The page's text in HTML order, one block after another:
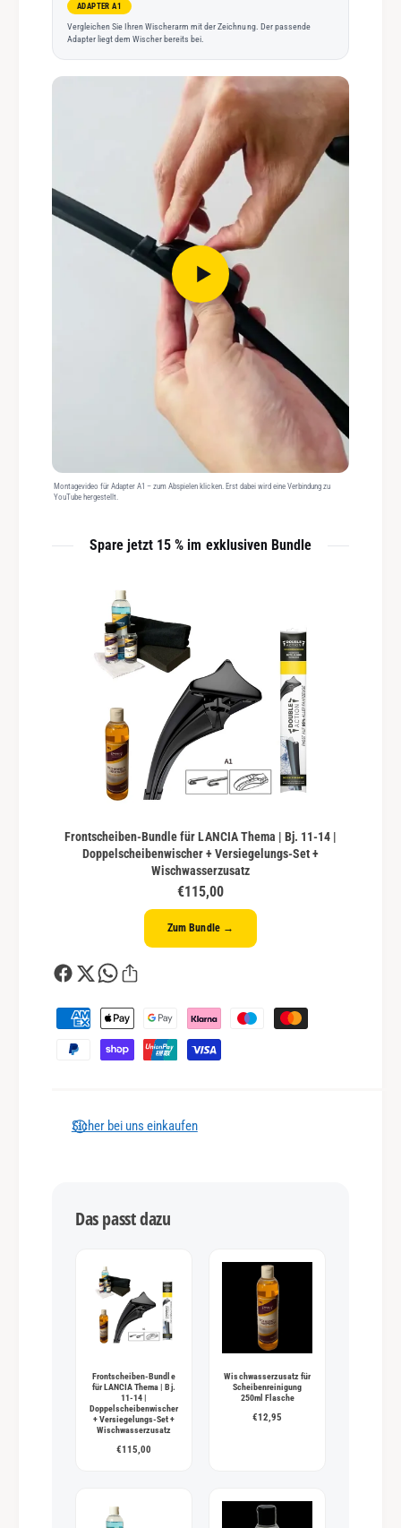
ADAPTER A1
Vergleichen Sie Ihren Wischerarm mit der Zeichnung. Der passende
Adapter liegt dem Wischer bereits bei.
Montagevideo für Adapter A1 – zum Abspielen klicken. Erst dabei wird eine Verbindung zu
YouTube hergestellt.
Spare jetzt 15 % im exklusiven Bundle
Frontscheiben-Bundle für LANCIA Thema | Bj. 11-14 |
Doppelscheibenwischer + Versiegelungs-Set +
Wischwasserzusatz
€115,00
Zum Bundle →
Z
a
Sicher bei uns einkaufen
Das passt dazu
Frontscheiben-Bundle
für LANCIA Thema | Bj.
11-14 |
Doppelscheibenwischer
+ Versiegelungs-Set +
Wischwasserzusatz
€115,00
Wischwasserzusatz für
Scheibenreinigung
250ml Flasche
€12,95